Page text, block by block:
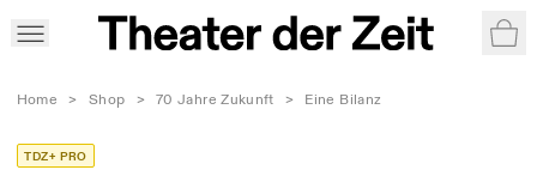
Home > Shop > 70 Jahre Zukunft > Eine Bilanz
TDZ+ PRO